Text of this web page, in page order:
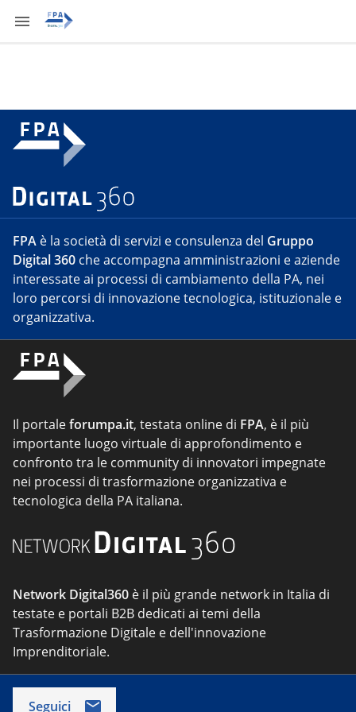
FPA è la società di servizi e consulenza del Gruppo
Digital 360 che accompagna amministrazioni e aziende
interessate ai processi di cambiamento della PA, nei
loro percorsi di innovazione tecnologica, istituzionale e
organizzativa.
Il portaleforumpa.it, testata online di FPA, è il più
importante luogo virtuale di approfondimento e
confronto tra le community di innovatori impegnate
nei processi di trasformazione organizzativa e
tecnologica della PA italiana.
Network Digital360 è il più grande network in Italia di
testate e portali B2B dedicati ai temi della
Trasformazione Digitale e dell'innovazione
Imprenditoriale.
Seguici